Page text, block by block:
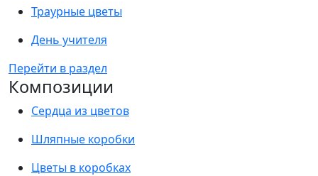
Траурные цветы
День учителя
Перейти в раздел
Композиции
Сердца из цветов
Шляпные коробки
Цветы в коробках